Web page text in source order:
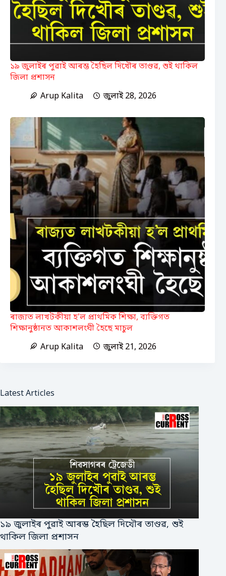
১৯ জুলাইৰ পুৱাই আৰম্ভ হৈছিল দিখৌৰ তাণ্ডৱ, শুই থাকিল
জিলা প্ৰশাসন
Arup Kalita
জুলাই 28, 2026
ৰাজ্যত লাখটকীয়া হ’ল প্ৰাথমিক শিক্ষা, ব্যক্তিগত
শিক্ষানুষ্ঠানত আকাশলংঘী হৈছে মাচুল
Arup Kalita
জুলাই 21, 2026
Latest Articles
১৯ জুলাইৰ পুৱাই আৰম্ভ হৈছিল দিখৌৰ তাণ্ডৱ, শুই
থাকিল জিলা প্ৰশাসন